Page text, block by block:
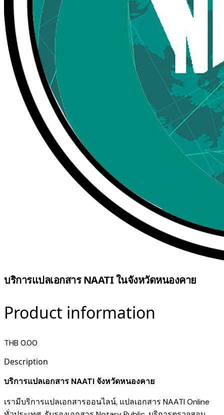
บริการแปลเอกสาร NAATI ในจังหวัดหนองคาย
Product information
THB 0.00
Description
บริการแปลเอกสาร NAATI จังหวัดหนองคาย
เรามีบริการแปลเอกสารออนไลน์, แปลเอกสาร NAATI Online